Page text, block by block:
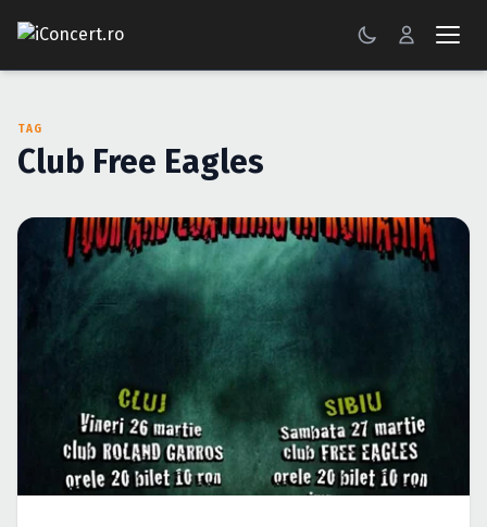
FESTIVALURI
GALERII FOTO
Autentificare
Caută în site...
TAG
Club Free Eagles